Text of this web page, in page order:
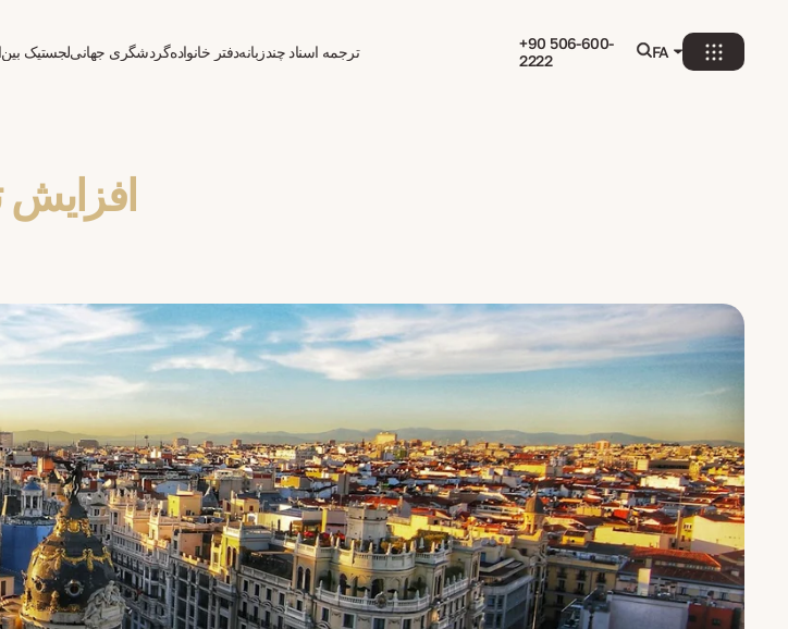
لجستیکگردشگری جهانیدفتر خانوادهترجمه اسناد چندزبانه
+90 506-600-
2222
FA
افزایش